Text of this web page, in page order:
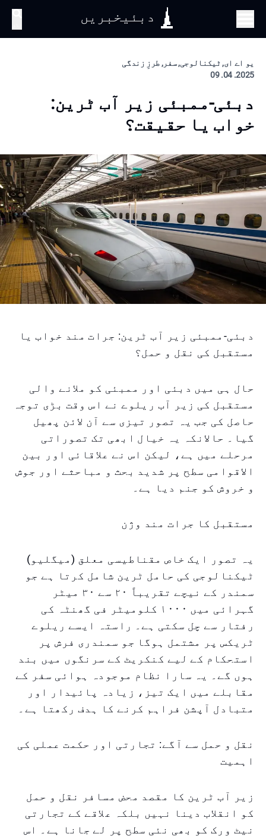
دبئیخبریں
یو اے ای, ٹیکنالوجی, سفر, طرزِ زندگی
2025. 04. 09
دبئی-ممبئی زیر آب ٹرین:
خواب یا حقیقت؟
دبئی-ممبئی زیر آب ٹرین: جرات مند خواب یا
مستقبل کی نقل و حمل؟
حال ہی میں دبئی اور ممبئی کو ملانے والی
مستقبل کی زیر آب ریلوے نے اس وقت بڑی توجہ
حاصل کی جب یہ تصور تیزی سے آن لائن پھیل
گیا۔ حالانکہ یہ خیال ابھی تک تصوراتی
مرحلے میں ہے، لیکن اس نے علاقائی اور بین
الاقوامی سطح پر شدید بحث و مباحثے اور جوش
و خروش کو جنم دیا ہے۔
مستقبل کا جرات مند وژن
یہ تصور ایک خاص مقناطیسی معلق (میگلیو)
ٹیکنالوجی کی حامل ٹرین شامل کرتا ہے جو
سمندر کے نیچے تقریباً ۲۰ سے ۳۰ میٹر
گہرائی میں ۱۰۰۰ کلومیٹر فی گھنٹہ کی
رفتار سے چل سکتی ہے۔ راستہ ایسے ریلوے
ٹریکس پر مشتمل ہوگا جو سمندری فرش پر
استحکام کے لیے کنکریٹ کے سرنگوں میں بند
ہوں گے۔ یہ سارا نظام موجودہ ہوائی سفر کے
مقابلے میں ایک تیز، زیادہ پائیدار اور
متبادل آپشن فراہم کرنے کا ہدف رکھتا ہے۔
نقل و حمل سے آگے: تجارتی اور حکمت عملی کی
اہمیت
زیر آب ٹرین کا مقصد محض مسافر نقل و حمل
کو انقلاب دینا نہیں بلکہ علاقے کے تجارتی
نیٹ ورک کو بھی نئی سطح پر لے جانا ہے۔ اس